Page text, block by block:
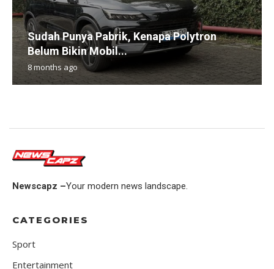
Sudah Punya Pabrik, Kenapa Polytron
Belum Bikin Mobil...
8 months ago
Newscapz –Your modern news landscape.
CATEGORIES
Sport
Entertainment